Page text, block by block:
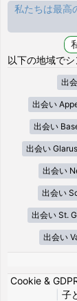
私たちは最高
以下の地域で
出
出会い
出会い
出会い Glarus
出会い
出会い
出会い St.
出会い
Cookie &
子